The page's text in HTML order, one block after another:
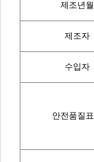
제조년월
제조자
수입자
안전품질표